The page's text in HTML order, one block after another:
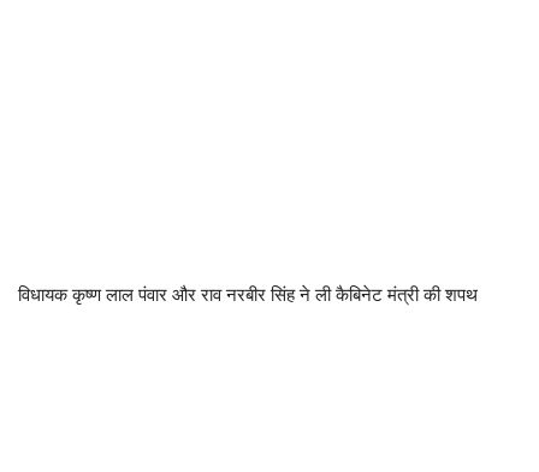
विधायक कृष्ण लाल पंवार और राव नरबीर सिंह ने ली कैबिनेट मंत्री की शपथ